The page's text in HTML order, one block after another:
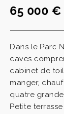
65 000 €
Dans le Parc
caves
cabinet de
manger,
quatre
Petite terrasse